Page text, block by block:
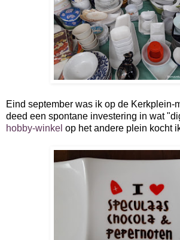
Eind september was ik op de Kerkplein-
deed een spontane investering in wat
hobby-winkel op het andere plein kocht